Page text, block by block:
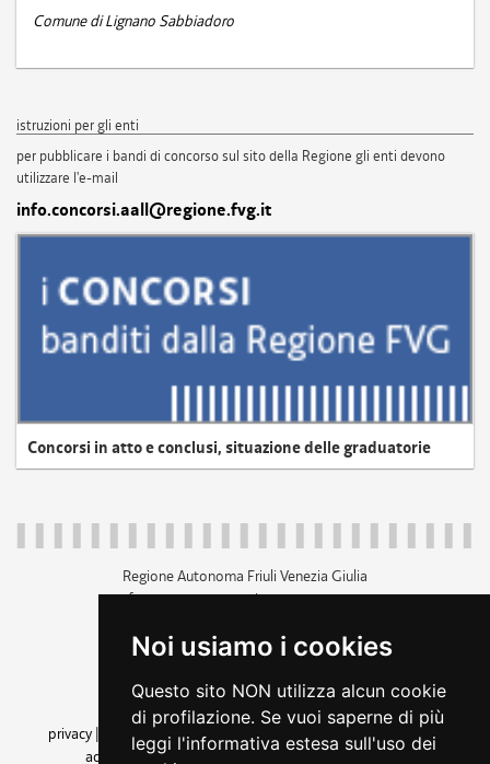
Noi usiamo i cookies
Questo sito NON utilizza alcun cookie
di profilazione. Se vuoi saperne di più
leggi l'informativa estesa sull'uso dei
Comune di Lignano Sabbiadoro
istruzioni per gli enti
per pubblicare i bandi di concorso sul sito della Regione gli enti devono
utilizzare l'e-mail
info.concorsi.aall@regione.fvg.it
Concorsi in atto e conclusi, situazione delle graduatorie
Regione Autonoma Friuli Venezia Giulia
c.f. 80014930327; p.iva 00526040324
+39 040 3771111
amministrazione trasparente
privacy
cookie |note legali accessibilità
dichiarazione di
accessibilità| feedback cambio preferenze cookie